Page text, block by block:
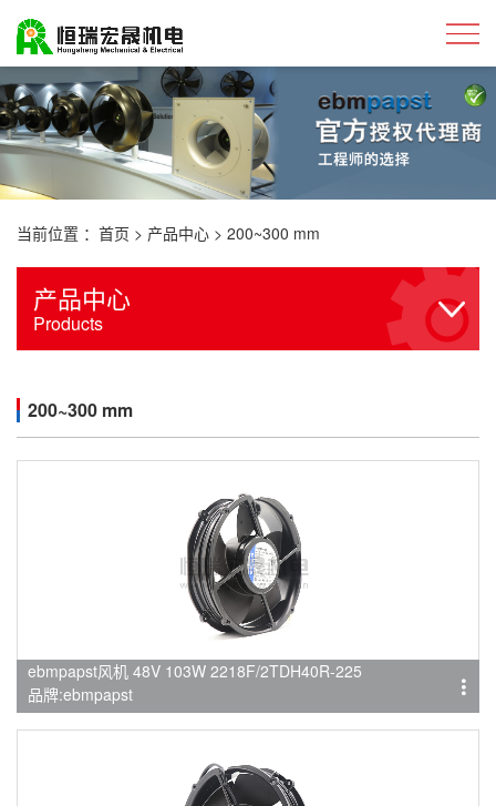
当前位置 ： 首页 > 产品中心 > 200~300 mm
产品中心
Products
200~300 mm
ebmpapst风机 48V 103W 2218F/2TDH40R-225
品牌:ebmpapst